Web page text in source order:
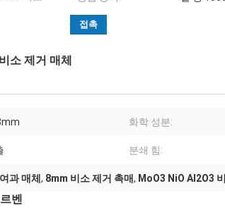
접촉
소 제거 매체
화학 성분:
분쇄 힘:
과 매체 , 8mm 비소 제거 촉매, MoO3 NiO Al2O3
벤